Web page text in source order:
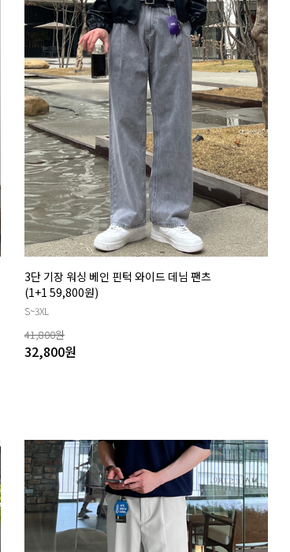
3단 기장 워싱 베인 핀턱 와이드 데님 팬츠
(1+1 59,800원)
S~3XL
41,800원
32,800원